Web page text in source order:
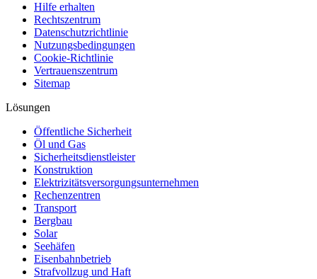
Hilfe erhalten
Rechtszentrum
Datenschutzrichtlinie
Nutzungsbedingungen
Cookie-Richtlinie
Vertrauenszentrum
Sitemap
Lösungen
Öffentliche Sicherheit
Öl und Gas
Sicherheitsdienstleister
Konstruktion
Elektrizitätsversorgungsunternehmen
Rechenzentren
Transport
Bergbau
Solar
Seehäfen
Eisenbahnbetrieb
Strafvollzug und Haft